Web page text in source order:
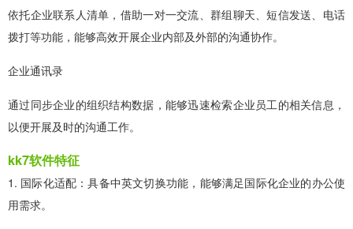
依托企业联系人清单，借助一对一交流、群组聊天、短信发送、电话
拨打等功能，能够高效开展企业内部及外部的沟通协作。
企业通讯录
通过同步企业的组织结构数据，能够迅速检索企业员工的相关信息，
以便开展及时的沟通工作。
kk7软件特征
1. 国际化适配：具备中英文切换功能，能够满足国际化企业的办公使
用需求。